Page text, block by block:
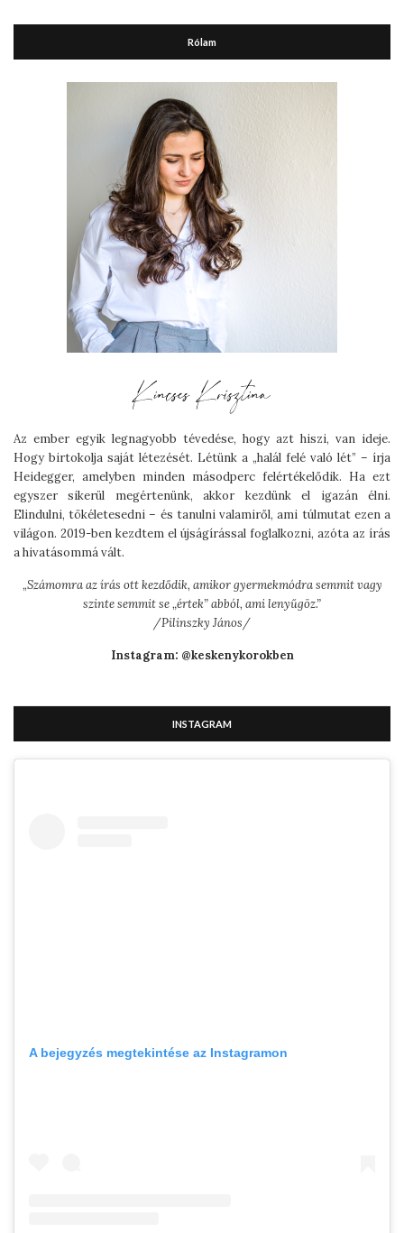
Rólam
Az ember egyik legnagyobb tévedése, hogy azt hiszi, van ideje.
Hogy birtokolja saját létezését. Létünk a „halál felé való lét” – írja
Heidegger, amelyben minden másodperc felértékelődik. Ha ezt
egyszer sikerül megértenünk, akkor kezdünk el igazán élni.
Elindulni, tökéletesedni – és tanulni valamiről, ami túlmutat ezen a
világon. 2019-ben kezdtem el újságírással foglalkozni, azóta az írás
a hivatásommá vált.
„Számomra az írás ott kezdődik, amikor gyermekmódra semmit vagy
szinte semmit se „értek” abból, ami lenyűgöz.”
/Pilinszky János/
Instagram: @keskenykorokben
INSTAGRAM
A bejegyzés megtekintése az Instagramon